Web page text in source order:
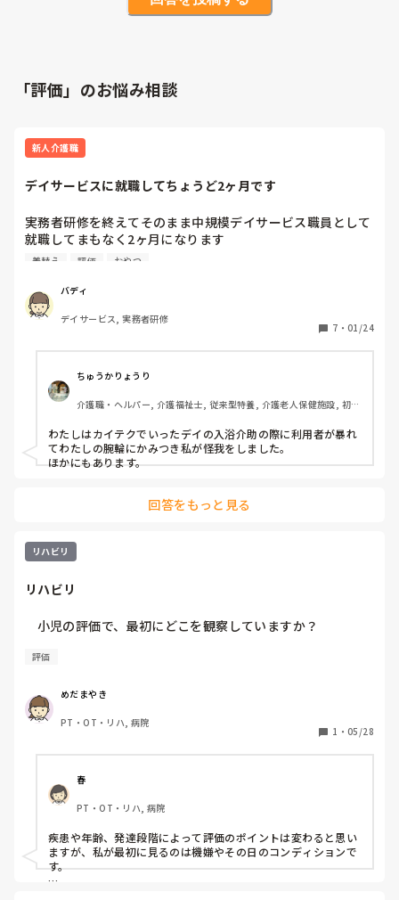
「評価」のお悩み相談
新人介護職
デイサービスに就職してちょうど2ヶ月です
実務者研修を終えてそのまま中規模デイサービス職員として
就職してまもなく2ヶ月になります
一般浴や特別浴・着替えの脱着や用意係・おしめ交換・配
て大変でしたがなんとか間違えながら頑張っています
丁寧に仕事内容を教えてくれるところではなく走り走りです
が新人介護職として奮闘中です
でも一般浴で認知症で便まみれの女性の利用者で洗うことを
嫌いぎゃーぎゃー叫んだり暴れたり…心が折れそうになりま
そのような経験おありですか？
デイサービスで利用者様に好かれたりいい評価をいただき嬉
しいし楽しい事もあります
職場内の新人としての立ち位置や入浴の際便まみれの処置な
みなさん何かアドバイスあればお願いします
日この頃です
着替え 評価 おやつ
バディ
デイサービス, 実務者研修
7 ・ 01/24
ちゅうかりょうり
介護職・ヘルパー, 介護福祉士, 従来型特養, 介護老人保健施設, 初任
わたしはカイテクでいったデイの入浴介助の際に利用者が暴れ
てわたしの腕輪にかみつき私が怪我をしました。
ほかにもあります。
回答をもっと見る
リハビリ
リハビリ
    小児の評価で、最初にどこを観察していますか？
評価
めだまやき
PT・OT・リハ, 病院
1 ・ 05/28
春
PT・OT・リハ, 病院
疾患や年齢、発達段階によって評価のポイントは変わると思い
ますが、私が最初に見るのは機嫌やその日のコンディションで
す。